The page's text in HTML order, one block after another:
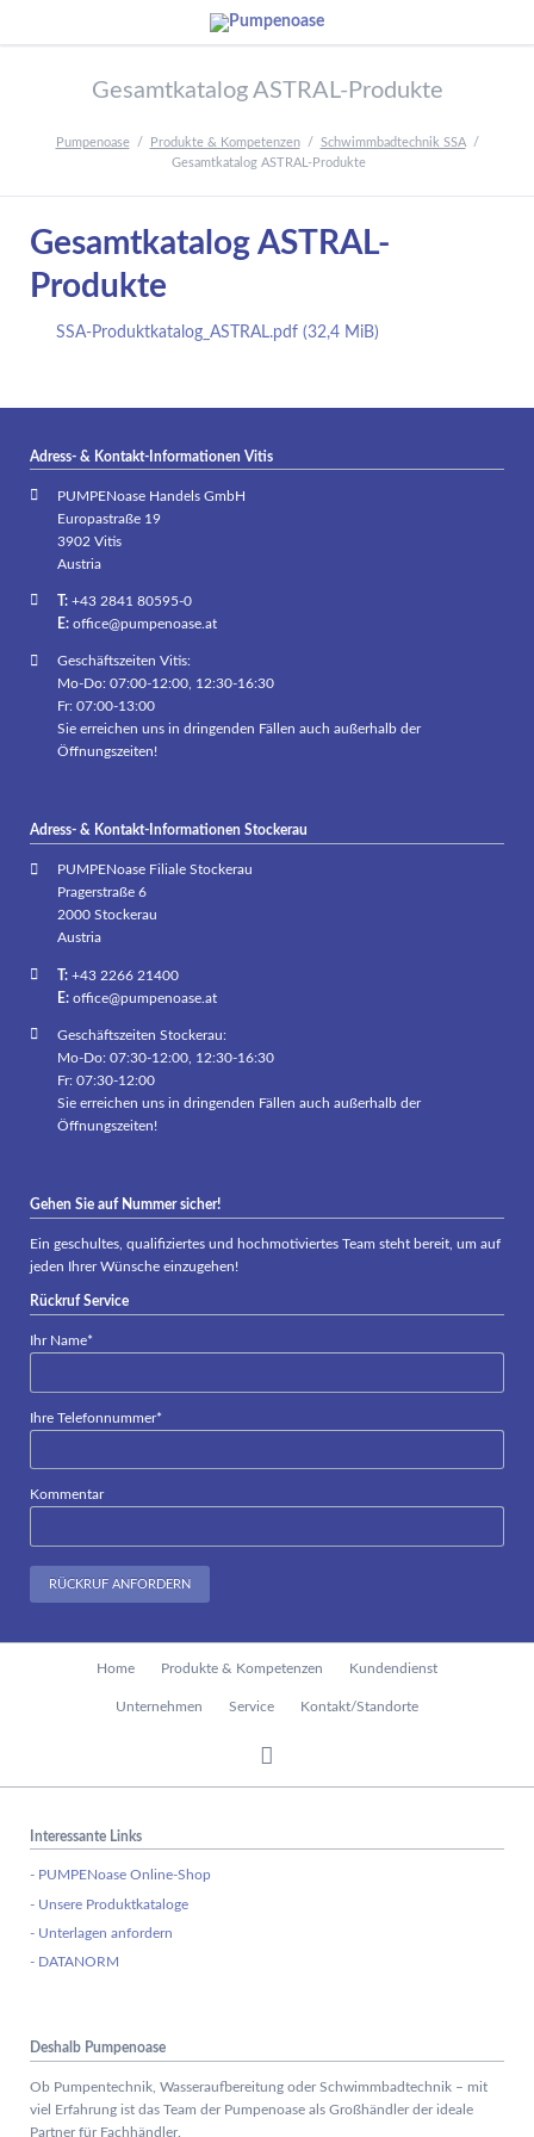
Gesamtkatalog ASTRAL-Produkte
Pumpenoase Produkte & Kompetenzen
Schwimmbadtechnik SSA
Gesamtkatalog ASTRAL-Produkte
Gesamtkatalog ASTRAL-
Produkte
SSA-Produktkatalog_ASTRAL.pdf (32,4 MiB)
Adress- & Kontakt-Informationen Vitis
PUMPENoase Handels GmbH
Europastraße 19
3902 Vitis
Austria
T:+43 2841 80595-0
E: office@pumpenoase.at
Geschäftszeiten Vitis:
Mo-Do: 07:00-12:00, 12:30-16:30
Fr: 07:00-13:00
Sie erreichen uns in dringenden Fällen auch außerhalb der
Öffnungszeiten!
Adress- & Kontakt-Informationen Stockerau
PUMPENoase Filiale Stockerau
Pragerstraße 6
2000 Stockerau
Austria
T:+43 2266 21400
E: office@pumpenoase.at
Geschäftszeiten Stockerau:
Mo-Do: 07:30-12:00, 12:30-16:30
Fr: 07:30-12:00
Sie erreichen uns in dringenden Fällen auch außerhalb der
Öffnungszeiten!
Gehen Sie auf Nummer sicher!
Ein geschultes, qualifiziertes und hochmotiviertes Team steht bereit, um auf
jeden Ihrer Wünsche einzugehen!
Rückruf Service
Pflichtfeld
Ihr Name*
Pflichtfeld
Ihre Telefonnummer*
Kommentar
RÜCKRUF ANFORDERN
Home Produkte & Kompetenzen Kundendienst
Unternehmen Service Kontakt/Standorte
Interessante Links
- PUMPENoase Online-Shop
- Unsere Produktkataloge
- Unterlagen anfordern
- DATANORM
Deshalb Pumpenoase
Ob Pumpentechnik, Wasseraufbereitung oder Schwimmbadtechnik – mit
viel Erfahrung ist das Team der Pumpenoase als Großhändler der ideale
Partner für Fachhändler.